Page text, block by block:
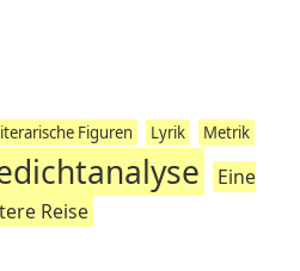
Figuren Lyrik Metrik
Eine
Reise